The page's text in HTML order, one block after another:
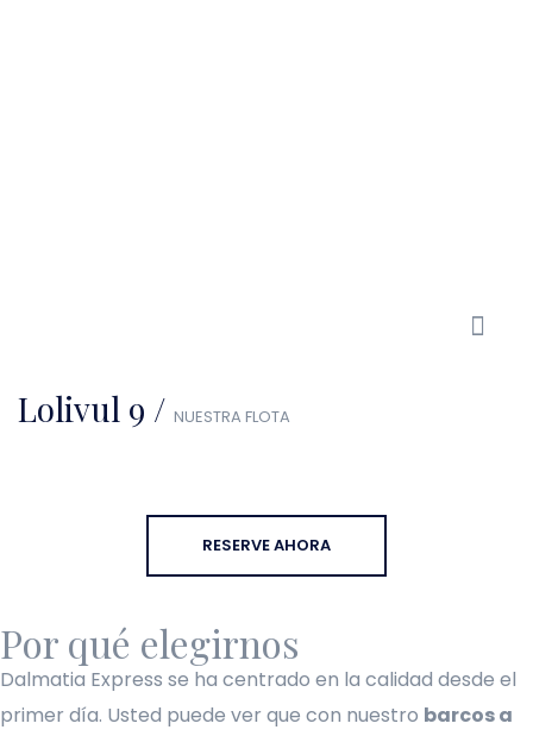
Lolivul 9 / NUESTRA FLOTA
RESERVE AHORA
Por qué elegirnos
Dalmatia Express se ha centrado en la calidad desde el
primer día. Usted puede ver que con nuestro barcos a